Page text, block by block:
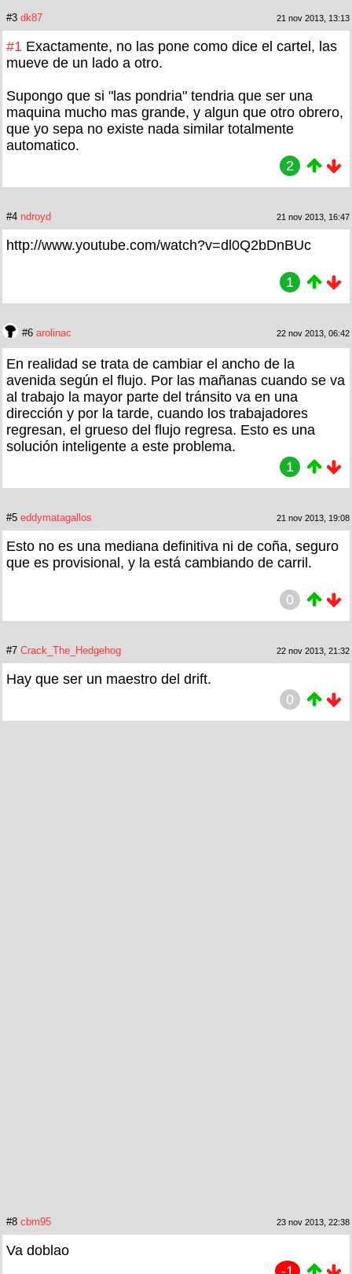
#3 dk87 21 nov 2013, 13:13
#1 Exactamente, no las pone como dice el cartel, las
mueve de un lado a otro.
Supongo que si "las pondria" tendria que ser una
maquina mucho mas grande, y algun que otro obrero,
que yo sepa no existe nada similar totalmente
automatico.
2
#4 ndroyd 21 nov 2013, 16:47
http://www.youtube.com/watch?v=dl0Q2bDnBUc
1
#6 arolinac 22 nov 2013, 06:42
En realidad se trata de cambiar el ancho de la
avenida según el flujo. Por las mañanas cuando se va
al trabajo la mayor parte del tránsito va en una
dirección y por la tarde, cuando los trabajadores
regresan, el grueso del flujo regresa. Esto es una
solución inteligente a este problema.
1
#5 eddymatagallos 21 nov 2013, 19:08
Esto no es una mediana definitiva ni de coña, seguro
que es provisional, y la está cambiando de carril.
0
#7 Crack_The_Hedgehog 22 nov 2013, 21:32
Hay que ser un maestro del drift.
0
#8 cbm95 23 nov 2013, 22:38
Va doblao